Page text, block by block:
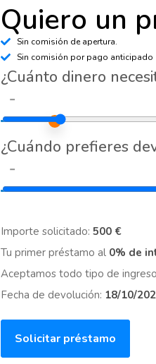
Quiero un
Sin comisión de apertura.
Sin comisión por pago anticipado
¿Cuánto dinero
-
¿Cuándo prefieres
-
Importe solicitado: 500 €
Tu primer préstamo al 0% de
Aceptamos todo tipo de
Fecha de devolución: 18/10/
Solicitar préstamo